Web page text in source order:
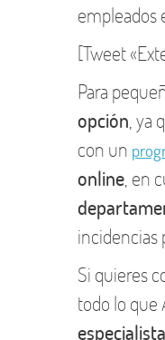
empleados
[Tweet
Para
opción ,
con un
online, en
incidencias
Si quieres
todo lo que